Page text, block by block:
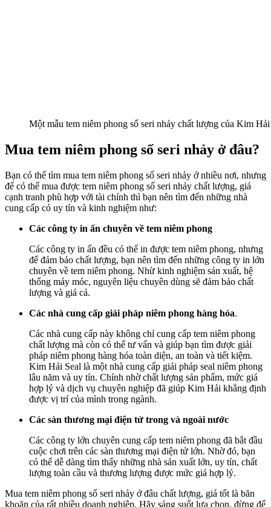
Một mẫu tem niêm phong số seri nhảy chất lượng của Kim Hải
Mua tem niêm phong số seri nhảy ở đâu?
Bạn có thể tìm mua tem niêm phong số seri nhảy ở nhiều nơi, nhưng
để có thể mua được tem niêm phong số seri nhảy chất lượng, giá
cạnh tranh phù hợp với tài chính thì bạn nên tìm đến những nhà
cung cấp có uy tín và kinh nghiệm như:
Các công ty in ấn chuyên về tem niêm phong
Các công ty in ấn đều có thể in được tem niêm phong, nhưng
để đảm bảo chất lượng, bạn nên tìm đến những công ty in lớn
chuyên về tem niêm phong. Nhừ kinh nghiệm sản xuất, hệ
thống máy móc, nguyên liệu chuyên dùng sẽ đảm bảo chất
lượng và giá cả.
Các nhà cung cấp giải pháp niêm phong hàng hóa.
Các nhà cung cấp này không chỉ cung cấp tem niêm phong
chất lượng mà còn có thể tư vấn và giúp bạn tìm được giải
pháp niêm phong hàng hóa toàn diện, an toàn và tiết kiệm.
Kim Hải Seal là một nhà cung cấp giải pháp seal niêm phong
lâu năm và uy tín. Chính nhờ chất lượng sản phẩm, mức giá
hợp lý và dịch vụ chuyên nghiệp đã giúp Kim Hải khẳng định
được vị trí của mình trong ngành.
Các sàn thương mại điện tử trong và ngoài nước
Các công ty lớn chuyên cung cấp tem niêm phong đã bắt đầu
cuộc chơi trên các sàn thương mại điện tử lớn. Nhờ đó, bạn
có thể dễ dàng tìm thấy những nhà sản xuất lớn, uy tín, chất
lượng toàn cầu và thương lượng được mức giá hợp lý.
Mua tem niêm phong số seri nhảy ở đâu chất lượng, giá tốt là băn
khoăn của rất nhiều doanh nghiệp. Hãy sáng suốt lựa chọn, đừng để